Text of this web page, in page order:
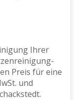
Ihrer
Preis für eine
und